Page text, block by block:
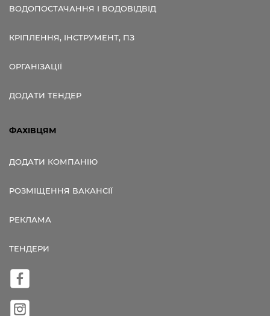
ВОДОПОСТАЧАННЯ І ВОДОВІДВІД
КРІПЛЕННЯ, ІНСТРУМЕНТ, ПЗ
ОРГАНІЗАЦІЇ
ДОДАТИ ТЕНДЕР
ФАХІВЦЯМ
ДОДАТИ КОМПАНІЮ
РОЗМІЩЕННЯ ВАКАНСІЇ
РЕКЛАМА
ТЕНДЕРИ